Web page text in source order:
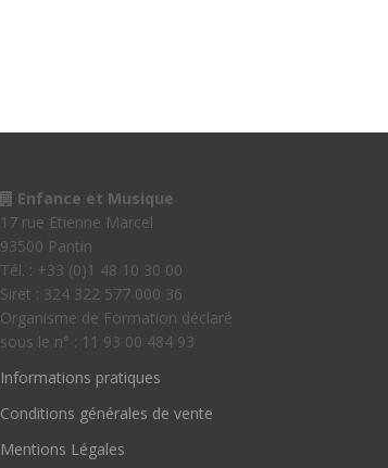
Enfance et Musique
17 rue Etienne Marcel
93500 Pantin
Tél. : +33 (0)1 48 10 30 00
Siret : 324 322 577 000 36
Organisme de Formation déclaré
sous le n° : 11 93 00 484 93
Informations pratiques
Conditions générales de vente
Mentions Légales